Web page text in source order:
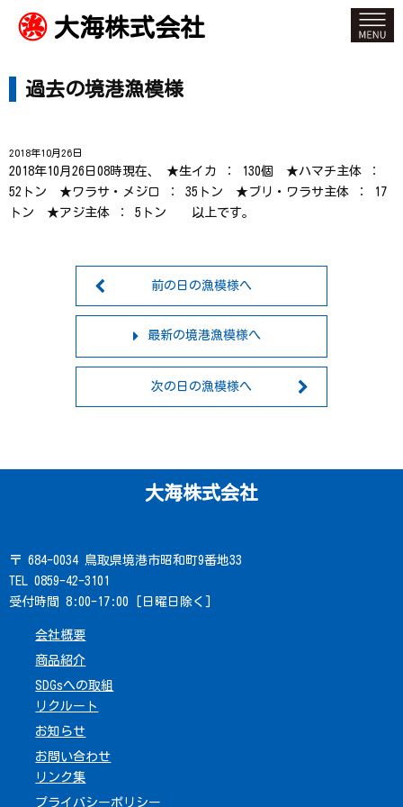
大海株式会社
過去の境港漁模様
2018年10月26日
2018年10月26日08時現在、 ★生イカ ： 130個 ★ハマチ主体 ：
52トン ★ワラサ・メジロ ： 35トン ★ブリ・ワラサ主体 ： 17
トン ★アジ主体 ： 5トン 以上です。
前の日の漁模様へ
最新の境港漁模様へ
次の日の漁模様へ
大海株式会社
〒 684-0034 鳥取県境港市昭和町9番地33
TEL 0859-42-3101
受付時間 8:00-17:00 [日曜日除く]
会社概要
商品紹介
SDGsへの取組
リクルート
お知らせ
お問い合わせ
リンク集
プライバシーポリシー